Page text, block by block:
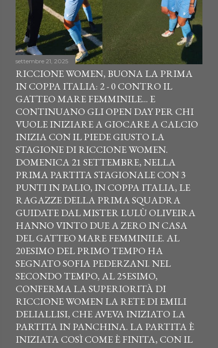
settembre 21, 2025
RICCIONE WOMEN, BUONA LA PRIMA
IN COPPA ITALIA: 2 - 0 CONTRO IL
GATTEO MARE FEMMINILE... E
CONTINUANO GLI OPEN DAY PER CHI
VUOLE INIZIARE A GIOCARE A CALCIO
INIZIA CON IL PIEDE GIUSTO LA
STAGIONE DI RICCIONE WOMEN.
DOMENICA 21 SETTEMBRE, NELLA
PRIMA PARTITA STAGIONALE CON 3
PUNTI IN PALIO, IN COPPA ITALIA, LE
RAGAZZE DELLA PRIMA SQUADRA
GUIDATE DAL MISTER LULÙ OLIVEIRA
HANNO VINTO DUE A ZERO IN CASA
DEL GATTEO MARE FEMMINILE. AL
20ESIMO DEL PRIMO TEMPO HA
SEGNATO SOFIA PEDERZANI. NEL
SECONDO TEMPO, AL 25ESIMO,
CONFERMA LA SUPERIORITÀ DI
RICCIONE WOMEN LA RETE DI EMILI
DELIALLISI, CHE AVEVA INIZIATO LA
PARTITA IN PANCHINA. LA PARTITA È
INIZIATA COSÌ COME È FINITA, CON IL